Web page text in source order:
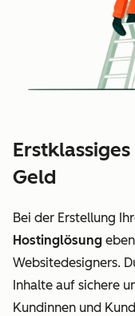
Geld
Bei der Erstellung
Hostinglösung
Websitedesigners.
Inhalte auf sichere
Kundinnen und